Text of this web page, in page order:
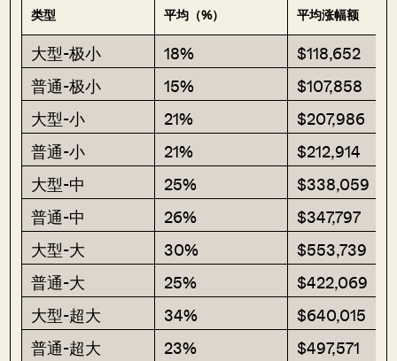
类型 平均（%） 平均涨幅额
大型-极小 18%
$118,652
普通-极小
15%
$107,858
大型-小
21%
$207,986
普通-小
21%
$212,914
大型-中
25%
$338,059
普通-中
26%
$347,797
大型-大
30%
$553,739
普通-大
25%
$422,069
大型-超大
34%
$640,015
普通-超大
23% $497,571